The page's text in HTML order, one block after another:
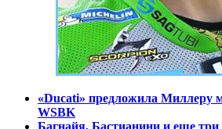
«Ducati» предложила Миллеру
WSBK
Багнайя, Бастианини и еще